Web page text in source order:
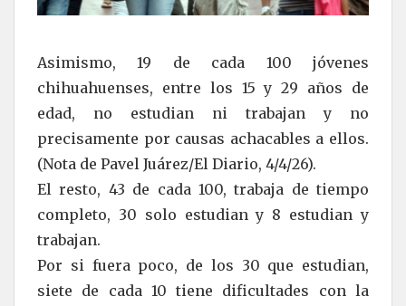
Asimismo, 19 de cada 100 jóvenes
chihuahuenses, entre los 15 y 29 años de
edad, no estudian ni trabajan y no
precisamente por causas achacables a ellos.
(Nota de Pavel Juárez/El Diario, 4/4/26).
El resto, 43 de cada 100, trabaja de tiempo
completo, 30 solo estudian y 8 estudian y
trabajan.
Por si fuera poco, de los 30 que estudian,
siete de cada 10 tiene dificultades con la